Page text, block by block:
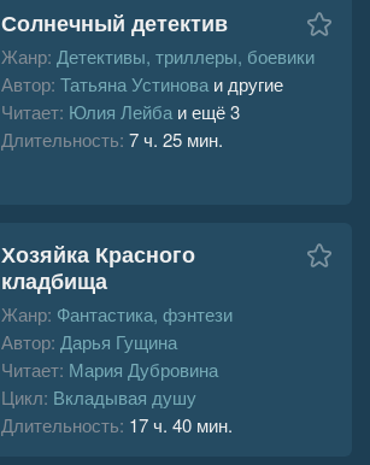
Солнечный детектив
Жанр: Детективы, триллеры, боевики
Автор: Татьяна Устинова и другие
Читает: Юлия Лейба и ещё 3
Длительность: 7 ч. 25 мин.
Хозяйка Красного
кладбища
Жанр: Фантастика, фэнтези
Автор: Дарья Гущина
Читает: Мария Дубровина
Цикл: Вкладывая душу
Длительность: 17 ч. 40 мин.